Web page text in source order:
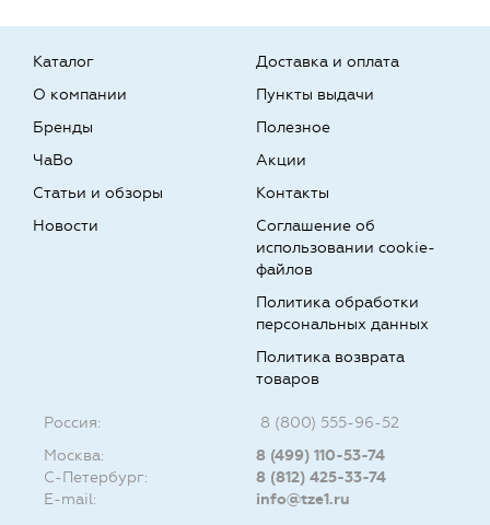
Каталог
О компании
Бренды
Доставка и оплата
Пункты выдачи
Полезное
ЧаВо
Статьи и обзоры
Новости
Акции
Контакты
Соглашение об
использовании cookie-
файлов
Политика обработки
персональных данных
Политика возврата
товаров
Россия:
8 (800) 555-96-52
Москва:
8 (499) 110-53-74
С-Петербург:
8 (812) 425-33-74
E-mail:
info@tze1.ru